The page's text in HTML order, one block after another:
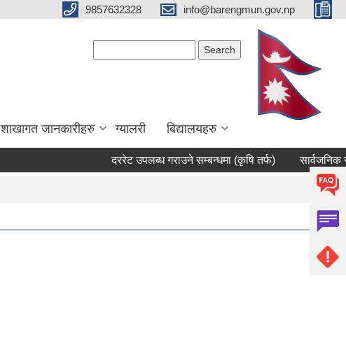
9857632328 info@barengmun.gov.np
शाखागत जानकारीहरु ग्यालरी बिद्यालयहरु
दररेट उपलब्ध गराउने सम्बन्धमा (कृषि तर्फ) सार्वजनिक सुनुवाइ